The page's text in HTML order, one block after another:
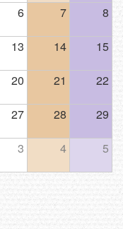
6 7 8
13 14 15
20 21 22
27 28 29
3 4 5